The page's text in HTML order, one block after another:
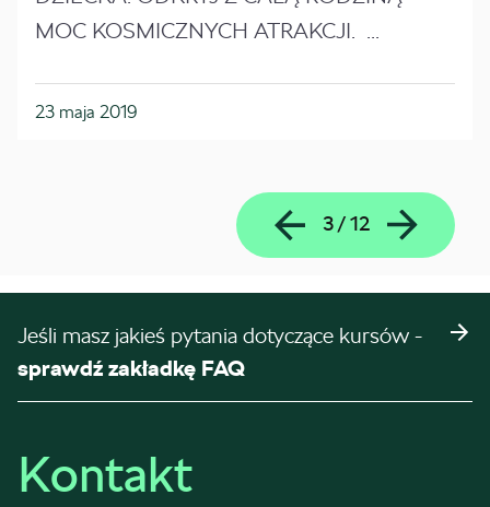
MOC KOSMICZNYCH ATRAKCJI. ...
23 maja 2019
3/ 12
Jeśli masz jakieś pytania dotyczące kursów -
sprawdź zakładkę FAQ
Kontakt